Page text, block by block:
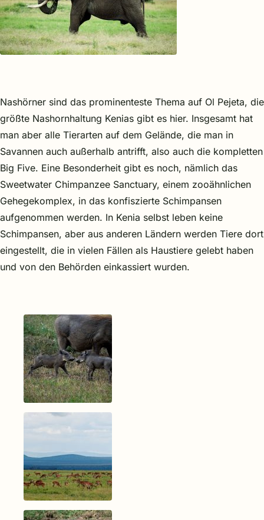
Nashörner sind das prominenteste Thema auf Ol Pejeta, die
größte Nashornhaltung Kenias gibt es hier. Insgesamt hat
man aber alle Tierarten auf dem Gelände, die man in
Savannen auch außerhalb antrifft, also auch die kompletten
Big Five. Eine Besonderheit gibt es noch, nämlich das
Sweetwater Chimpanzee Sanctuary, einem zooähnlichen
Gehegekomplex, in das konfiszierte Schimpansen
aufgenommen werden. In Kenia selbst leben keine
Schimpansen, aber aus anderen Ländern werden Tiere dort
eingestellt, die in vielen Fällen als Haustiere gelebt haben
und von den Behörden einkassiert wurden.